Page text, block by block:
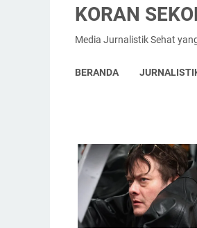
KORAN
Media Jurnalistik Sehat
BERANDA